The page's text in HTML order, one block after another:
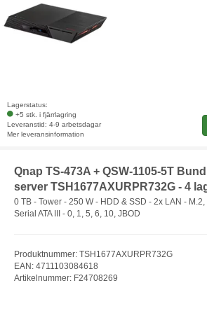
Lagerstatus:
+5 stk. i fjärrlagring
Leveranstid: 4-9 arbetsdagar
Mer leveransinformation
Qnap TS-473A + QSW-1105-5T
server TSH1677AXURPR732G - 4
0 TB - Tower - 250 W - HDD & SSD - 2x LAN - M.2,
Serial ATA III - 0, 1, 5, 6, 10, JBOD
Produktnummer: TSH1677AXURPR732G
EAN: 4711103084618
Artikelnummer: F24708269